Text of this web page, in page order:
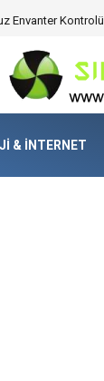
Envanter Kontrolü
& İNTERNET